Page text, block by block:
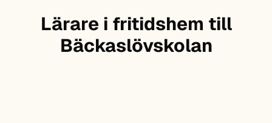
Lärare i fritidshem till
Bäckaslövskolan